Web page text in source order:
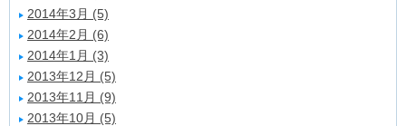
2014年3月 (5)
2014年2月 (6)
2014年1月 (3)
2013年12月 (5)
2013年11月 (9)
2013年10月 (5)